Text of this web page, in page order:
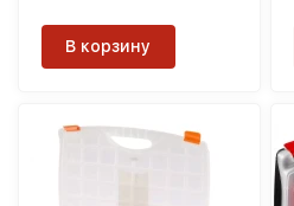
В корзину